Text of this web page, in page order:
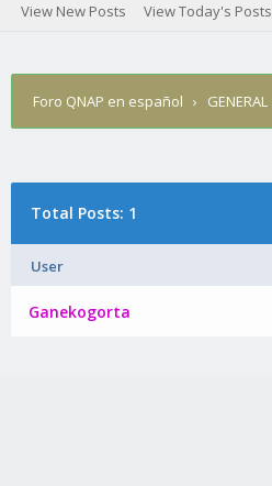
View New Posts View Today's Posts
Foro QNAP en español › GENERAL
Total Posts: 1
User
Ganekogorta